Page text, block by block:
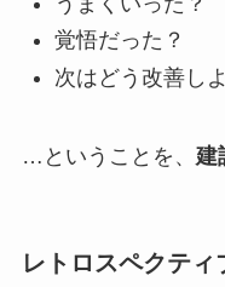
覚悟だった？
次はどう改善し
…ということを、 建
レトロスペクティ